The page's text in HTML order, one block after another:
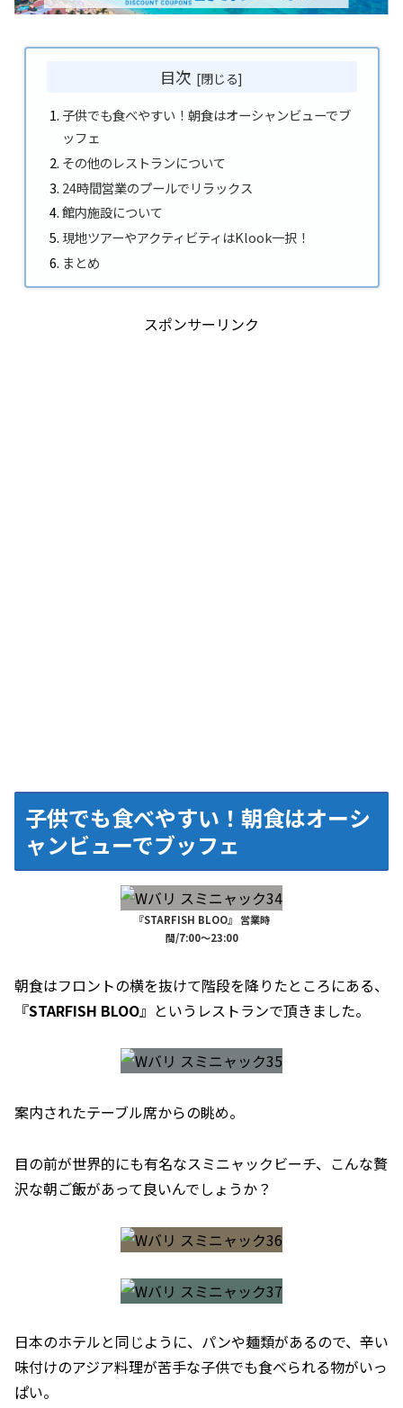
目次
子供でも食べやすい！朝食はオーシャンビューでブ
ッフェ
その他のレストランについて
24時間営業のプールでリラックス
館内施設について
現地ツアーやアクティビティはKlook一択！
まとめ
スポンサーリンク
子供でも食べやすい！朝食はオーシ
ャンビューでブッフェ
『STARFISH BLOO』 営業時
間/7:00～23:00
朝食はフロントの横を抜けて階段を降りたところにある、
『STARFISH BLOO』というレストランで頂きました。
案内されたテーブル席からの眺め。
目の前が世界的にも有名なスミニャックビーチ、こんな贅
沢な朝ご飯があって良いんでしょうか？
日本のホテルと同じように、パンや麺類があるので、辛い
味付けのアジア料理が苦手な子供でも食べられる物がいっ
ぱい。